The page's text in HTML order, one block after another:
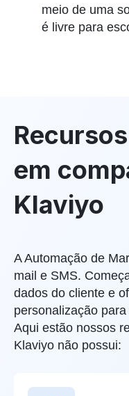
meio de uma
é livre para
em
Klaviyo
A Automação de
mail e SMS.
dados do cliente e
personalização
Aqui estão nossos
Klaviyo não possui: